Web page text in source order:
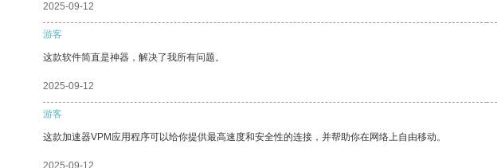
2025-09-12
游客
这款软件简直是神器，解决了我所有问题。
2025-09-12
游客
这款加速器VPM应用程序可以给你提供最高速度和安全性的连接，并帮助你在网络上自由移动。
2025-09-12